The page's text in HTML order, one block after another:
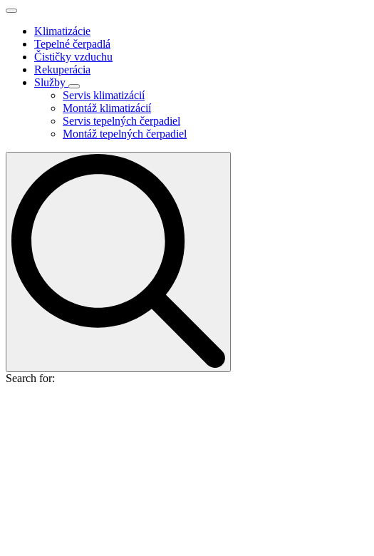
Klimatizácie
Tepelné čerpadlá
Čističky vzduchu
Rekuperácia
Služby
Servis klimatizácií
Montáž klimatizácií
Servis tepelných čerpadiel
Montáž tepelných čerpadiel
Search for: